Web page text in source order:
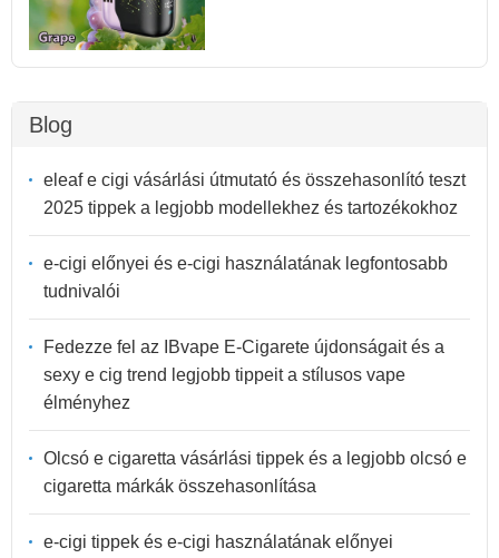
Blog
eleaf e cigi vásárlási útmutató és összehasonlító teszt
2025 tippek a legjobb modellekhez és tartozékokhoz
e-cigi előnyei és e-cigi használatának legfontosabb
tudnivalói
Fedezze fel az IBvape E-Cigarete újdonságait és a
sexy e cig trend legjobb tippeit a stílusos vape
élményhez
Olcsó e cigaretta vásárlási tippek és a legjobb olcsó e
cigaretta márkák összehasonlítása
e-cigi tippek és e-cigi használatának előnyei